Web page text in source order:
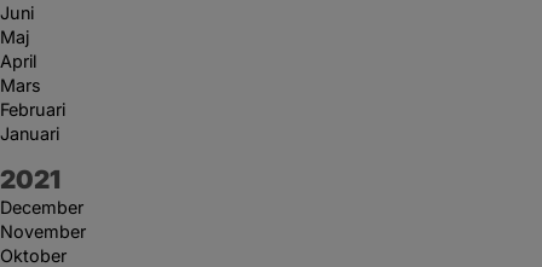
Juni
Maj
April
Mars
Februari
Januari
År:
2021
December
November
Oktober